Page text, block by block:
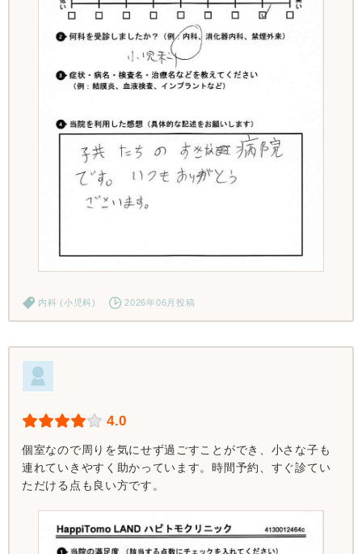
内科 (小児科) 2026年06月投稿
4.0
個室なので周りを気にせず過ごすことができ、小さな子も
連れていきやすく助かっています。時間予約、すぐ診てい
ただける点も良い方です。